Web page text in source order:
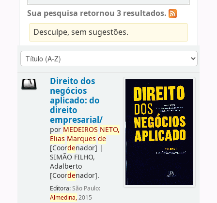
Sua pesquisa retornou 3 resultados.
Desculpe, sem sugestões.
Direito dos
negócios
aplicado: do
direito
empresarial/
por MEDEIROS NETO,
Elias Marques de
[Coordenador] |
SIMÃO FILHO,
Adalberto
[Coordenador].
Editora:São Paulo:
Almedina,2015